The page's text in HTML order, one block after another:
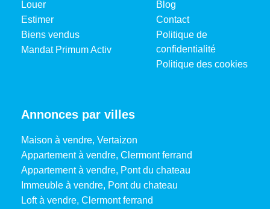
Louer
Estimer
Biens vendus
Mandat Primum Activ
Blog
Contact
Politique de
confidentialité
Politique des cookies
Annonces par villes
Maison à vendre, Vertaizon
Appartement à vendre, Clermont ferrand
Appartement à vendre, Pont du chateau
Immeuble à vendre, Pont du chateau
Loft à vendre, Clermont ferrand